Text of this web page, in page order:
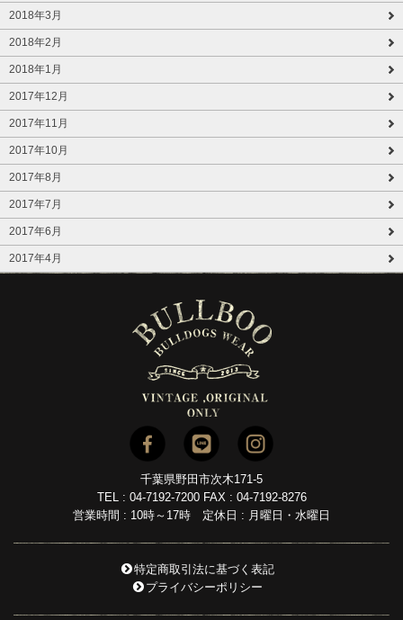
2018年3月
2018年2月
2018年1月
2017年12月
2017年11月
2017年10月
2017年8月
2017年7月
2017年6月
2017年4月
千葉県野田市次木171-5
TEL : 04-7192-7200 FAX : 04-7192-8276
営業時間 : 10時～17時 定休日 : 月曜日・水曜日
特定商取引法に基づく表記
プライバシーポリシー